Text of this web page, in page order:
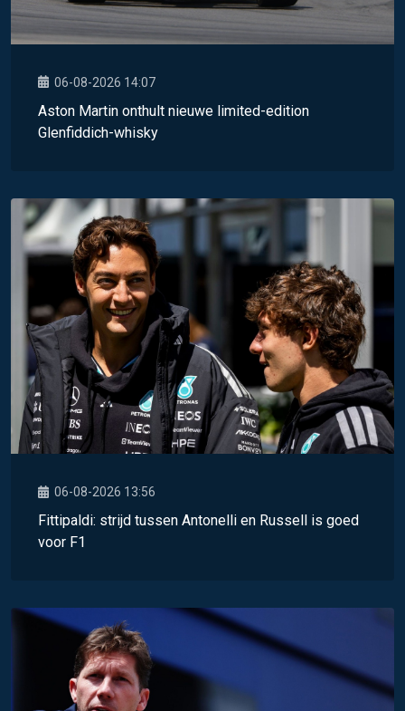
06-08-2026 14:07
Aston Martin onthult nieuwe limited-edition
Glenfiddich-whisky
06-08-2026 13:56
Fittipaldi: strijd tussen Antonelli en Russell is goed
voor F1